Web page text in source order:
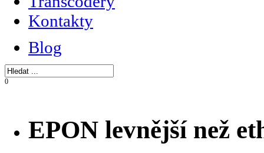
Kontakty
Blog
0
EPON levnější než